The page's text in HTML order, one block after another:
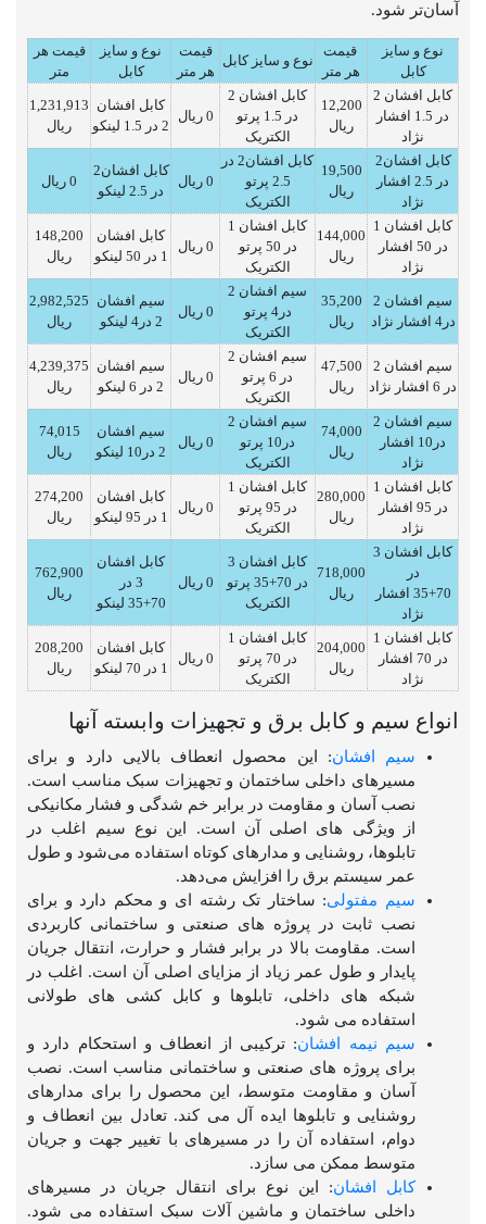
آسان‌تر شود.
نوع و سایز
کابل
قیمت
هر متر
نوع و سایز کابل
قیمت
هر متر
نوع و سایز
کابل
قیمت هر
متر
کابل افشان 2
در 1.5 افشار
نژاد
12,200
ریال
کابل افشان 2
در 1.5 پرتو
الکتریک
0 ریال
کابل افشان
2 در 1.5 لینکو
1,231,913
ریال
کابل افشان2
در 2.5 افشار
نژاد
19,500
ریال
کابل افشان2 در
2.5 پرتو
الکتریک
0 ریال
کابل افشان2
در 2.5 لینکو
0 ریال
کابل افشان 1
در 50 افشار
نژاد
144,000
ریال
کابل افشان 1
در 50 پرتو
الکتریک
0 ریال
کابل افشان
1 در 50 لینکو
148,200
ریال
سیم افشان 2
در4 افشار نژاد
35,200
ریال
سیم افشان 2
در4 پرتو
الکتریک
0 ریال
سیم افشان
2 در4 لینکو
2,982,525
ریال
سیم افشان 2
در 6 افشار نژاد
47,500
ریال
سیم افشان 2
در 6 پرتو
الکتریک
0 ریال
سیم افشان
2 در 6 لینکو
4,239,375
ریال
سیم افشان 2
در10 افشار
نژاد
74,000
ریال
سیم افشان 2
در10 پرتو
الکتریک
0 ریال
سیم افشان
2 در10 لینکو
74,015
ریال
کابل افشان 1
در 95 افشار
نژاد
280,000
ریال
کابل افشان 1
در 95 پرتو
الکتریک
0 ریال
کابل افشان
1 در 95 لینکو
274,200
ریال
کابل افشان 3
در
70+35 افشار
نژاد
718,000
ریال
کابل افشان 3
در 70+35 پرتو
الکتریک
0 ریال
کابل افشان
3 در
70+35 لینکو
762,900
ریال
کابل افشان 1
در 70 افشار
نژاد
204,000
ریال
کابل افشان 1
در 70 پرتو
الکتریک
0 ریال
کابل افشان
1 در 70 لینکو
208,200
ریال
انواع سیم و کابل برق و تجهیزات وابسته آنها
سیم افشان: این محصول انعطاف بالایی دارد و برای
مسیرهای داخلی ساختمان و تجهیزات سبک مناسب است.
نصب آسان و مقاومت در برابر خم شدگی و فشار مکانیکی
از ویژگی های اصلی آن است. این نوع سیم اغلب در
تابلوها، روشنایی و مدارهای کوتاه استفاده می‌شود و طول
عمر سیستم برق را افزایش می‌دهد.
سیم مفتولی: ساختار تک رشته ای و محکم دارد و برای
نصب ثابت در پروژه های صنعتی و ساختمانی کاربردی
است. مقاومت بالا در برابر فشار و حرارت، انتقال جریان
پایدار و طول عمر زیاد از مزایای اصلی آن است. اغلب در
شبکه های داخلی، تابلوها و کابل کشی های طولانی
استفاده می شود.
سیم نیمه افشان: ترکیبی از انعطاف و استحکام دارد و
برای پروژه های صنعتی و ساختمانی مناسب است. نصب
آسان و مقاومت متوسط، این محصول را برای مدارهای
روشنایی و تابلوها ایده آل می کند. تعادل بین انعطاف و
دوام، استفاده آن را در مسیرهای با تغییر جهت و جریان
متوسط ممکن می سازد.
کابل افشان: این نوع برای انتقال جریان در مسیرهای
داخلی ساختمان و ماشین آلات سبک استفاده می شود.